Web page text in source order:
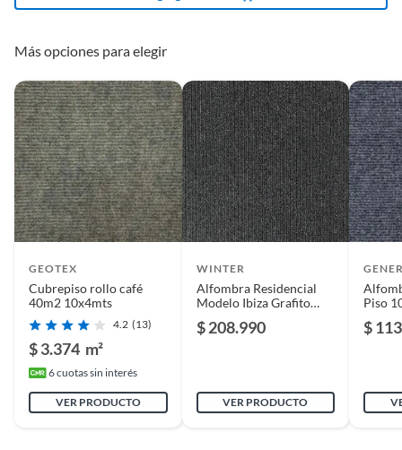
alfombra/tapete
Uso de la alfombra Interior
Estilo de alfombra Industrial
Peso del producto 25 kg
Modelo Palmetas de Alfombra
Garantía 3 meses
Condicion del
producto
Más opciones para elegir
GEOTEX
Cubrepiso rollo café
40m2 10x4mts
4.2 (13)
$ 3.374 m²
6cuotas sin interés
VER PRODUCTO
WINTER
Alfombra Residencial
Modelo Ibiza Grafito
$ 208.990
VER PRODUCTO
Piso
$